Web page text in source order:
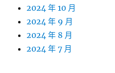
2024 年 10 月
2024 年 9 月
2024 年 8 月
2024 年 7 月